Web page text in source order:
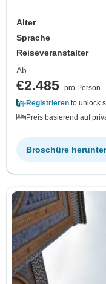
Alter
Sprache
Reiseveranstalter
Ab
€2.485 pro Person
Registrieren to unlock
Preis basierend auf
Broschüre